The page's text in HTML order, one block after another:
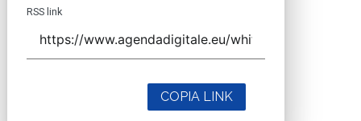
RSS link
COPIA LINK